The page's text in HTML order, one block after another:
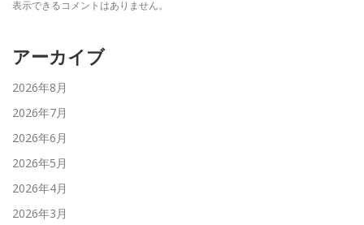
表示できるコメントはありません。
アーカイブ
2026年8月
2026年7月
2026年6月
2026年5月
2026年4月
2026年3月